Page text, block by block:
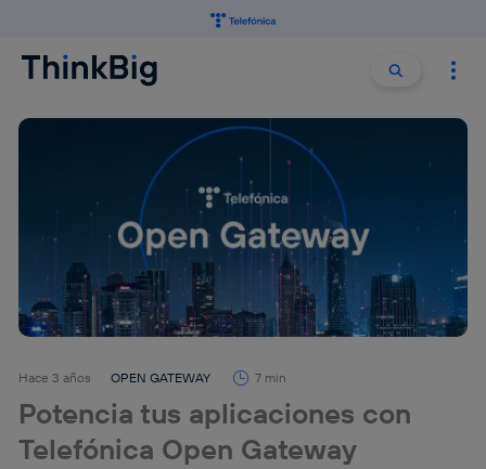
Buscar
Hace 3 años OPEN GATEWAY 7 min
Potencia tus aplicaciones con
Telefónica Open Gateway